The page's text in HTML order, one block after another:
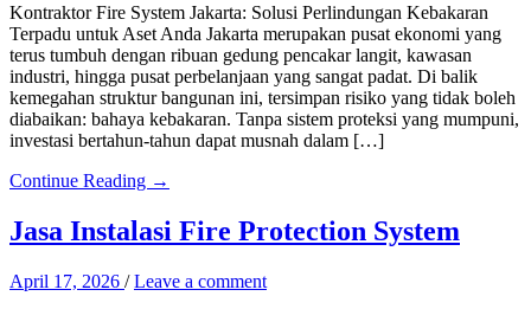
Kontraktor Fire System Jakarta: Solusi Perlindungan Kebakaran
Terpadu untuk Aset Anda Jakarta merupakan pusat ekonomi yang
terus tumbuh dengan ribuan gedung pencakar langit, kawasan
industri, hingga pusat perbelanjaan yang sangat padat. Di balik
kemegahan struktur bangunan ini, tersimpan risiko yang tidak boleh
diabaikan: bahaya kebakaran. Tanpa sistem proteksi yang mumpuni,
investasi bertahun-tahun dapat musnah dalam […]
Continue Reading →
Jasa Instalasi Fire Protection System
April 17, 2026 /Leave a comment